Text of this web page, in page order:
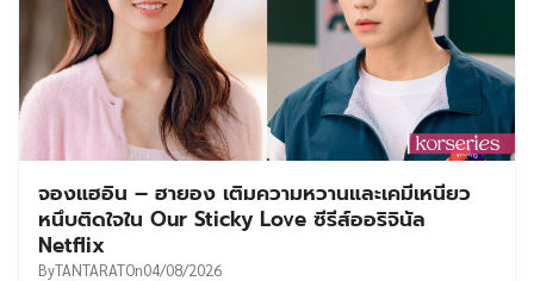
จองแฮอิน – ฮายอง เติมความหวานและเคมีเหนียว
หนึบติดใจใน Our Sticky Love ซีรีส์ออริจินัล
Netflix
ByTANTARATOn04/08/2026